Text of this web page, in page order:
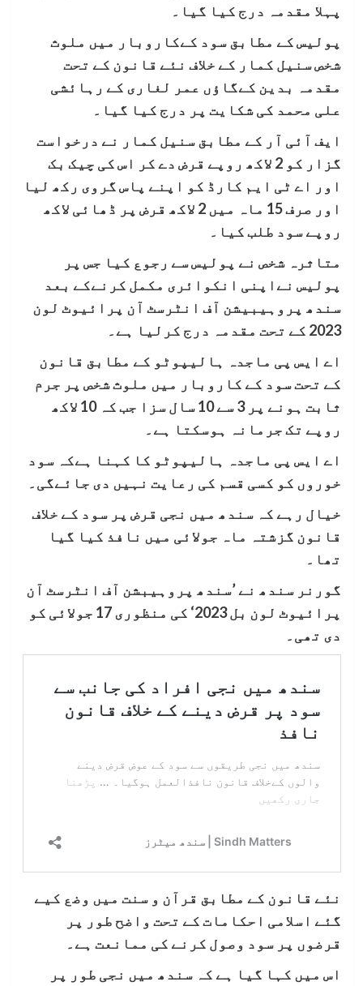
پہلا مقدمہ درج کیا گیا۔
پولیس کے مطابق سود کےکاروبار میں ملوث
شخص سنیل کمار کے خلاف نئے قانون کے تحت
مقدمہ بدین کےگاؤں عمر لغاری کے رہائشی
علی محمد کی شکایت پر درج کیا گیا۔
ایف آئی آر کے مطابق سنیل کمار نے درخواست
گزار کو 2 لاکھ روپے قرض دے کر اس کی چیک بک
اور اے ٹی ایم کارڈ کو اپنے پاس گروی رکھ لیا
اور صرف 15 ماہ میں 2 لاکھ قرض پر ڈھائی لاکھ
روپے سود طلب کیا۔
متاثرہ شخص نے پولیس سے رجوع کیا جس پر
پولیس نےاپنی انکوائری مکمل کرنےکے بعد
سندھ پروہیبیشن آف انٹرسٹ آن پرائیوٹ لون
2023 کے تحت مقدمہ درج کرلیا ہے۔
اے ایس پی ماجدہ ہالیپوٹو کے مطابق قانون
کے تحت سود کے کاروبار میں ملوث شخص پر جرم
ثابت ہونے پر 3 سے 10 سال سزا جب کہ 10 لاکھ
روپے تک جرمانہ ہوسکتا ہے۔
اے ایس پی ماجدہ ہالیپوٹو کا کہنا ہےکہ سود
خوروں کو کسی قسم کی رعایت نہیں دی جائےگی۔
خیال رہے کہ سندھ میں نجی قرض پر سود کے خلاف
قانون گزشتہ ماہ جولائی میں نافذ کیا گیا
تھا۔
گورنر سندھ نے ’سندھ پروہیبشن آف انٹرسٹ آن
پرائیوٹ لون بل 2023‘ کی منظوری 17 جولائی کو
دی تھی۔
نئے قانون کے مطابق قرآن و سنت میں وضع کیے
گئے اسلامی احکامات کے تحت واضح طور پر
قرضوں پر سود وصول کرنے کی ممانعت ہے۔
اس میں کہا گیا ہے کہ سندھ میں نجی طور پر